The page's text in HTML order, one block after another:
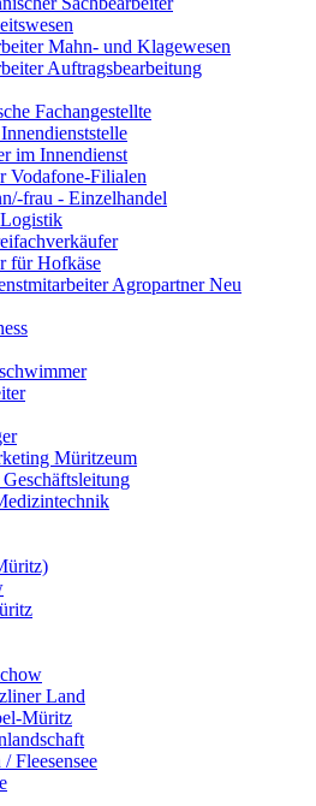
Mahn- und Klagewesen
Auftragsbearbeitung
Fachangestellte
im Innendienst
Vodafone-Filialen
frau - Einzelhandel
für Hofkäse
Agropartner Neu
Müritzeum
Land
Müritz
Fleesensee